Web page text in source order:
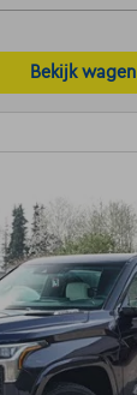
Bekijk wagen